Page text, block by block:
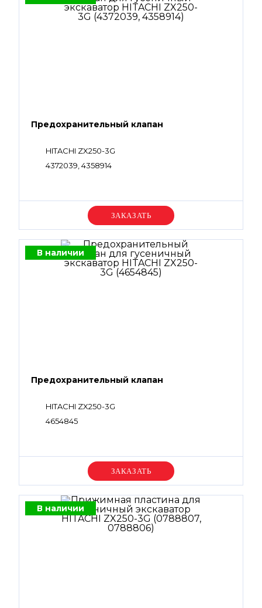
Предохранительный клапан
HITACHI ZX250-3G
4372039, 4358914
Уточняйте цену
В наличии
Предохранительный клапан
HITACHI ZX250-3G
4654845
Уточняйте цену
В наличии